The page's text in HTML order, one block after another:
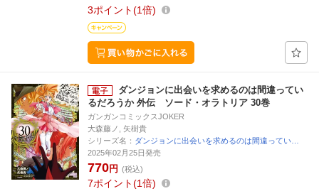
3ポイント 1倍
ダンジョンに出会いを求めるのは間違ってい
るだろうか 外伝 ソード・オラトリア 30巻
ガンガンコミックスJOKER
大森藤ノ, 矢樹貴
シリーズ名： ダンジョンに出会いを求めるのは間違ってい…
2025年02月25日発売
770円 (税込)
7ポイント 1倍